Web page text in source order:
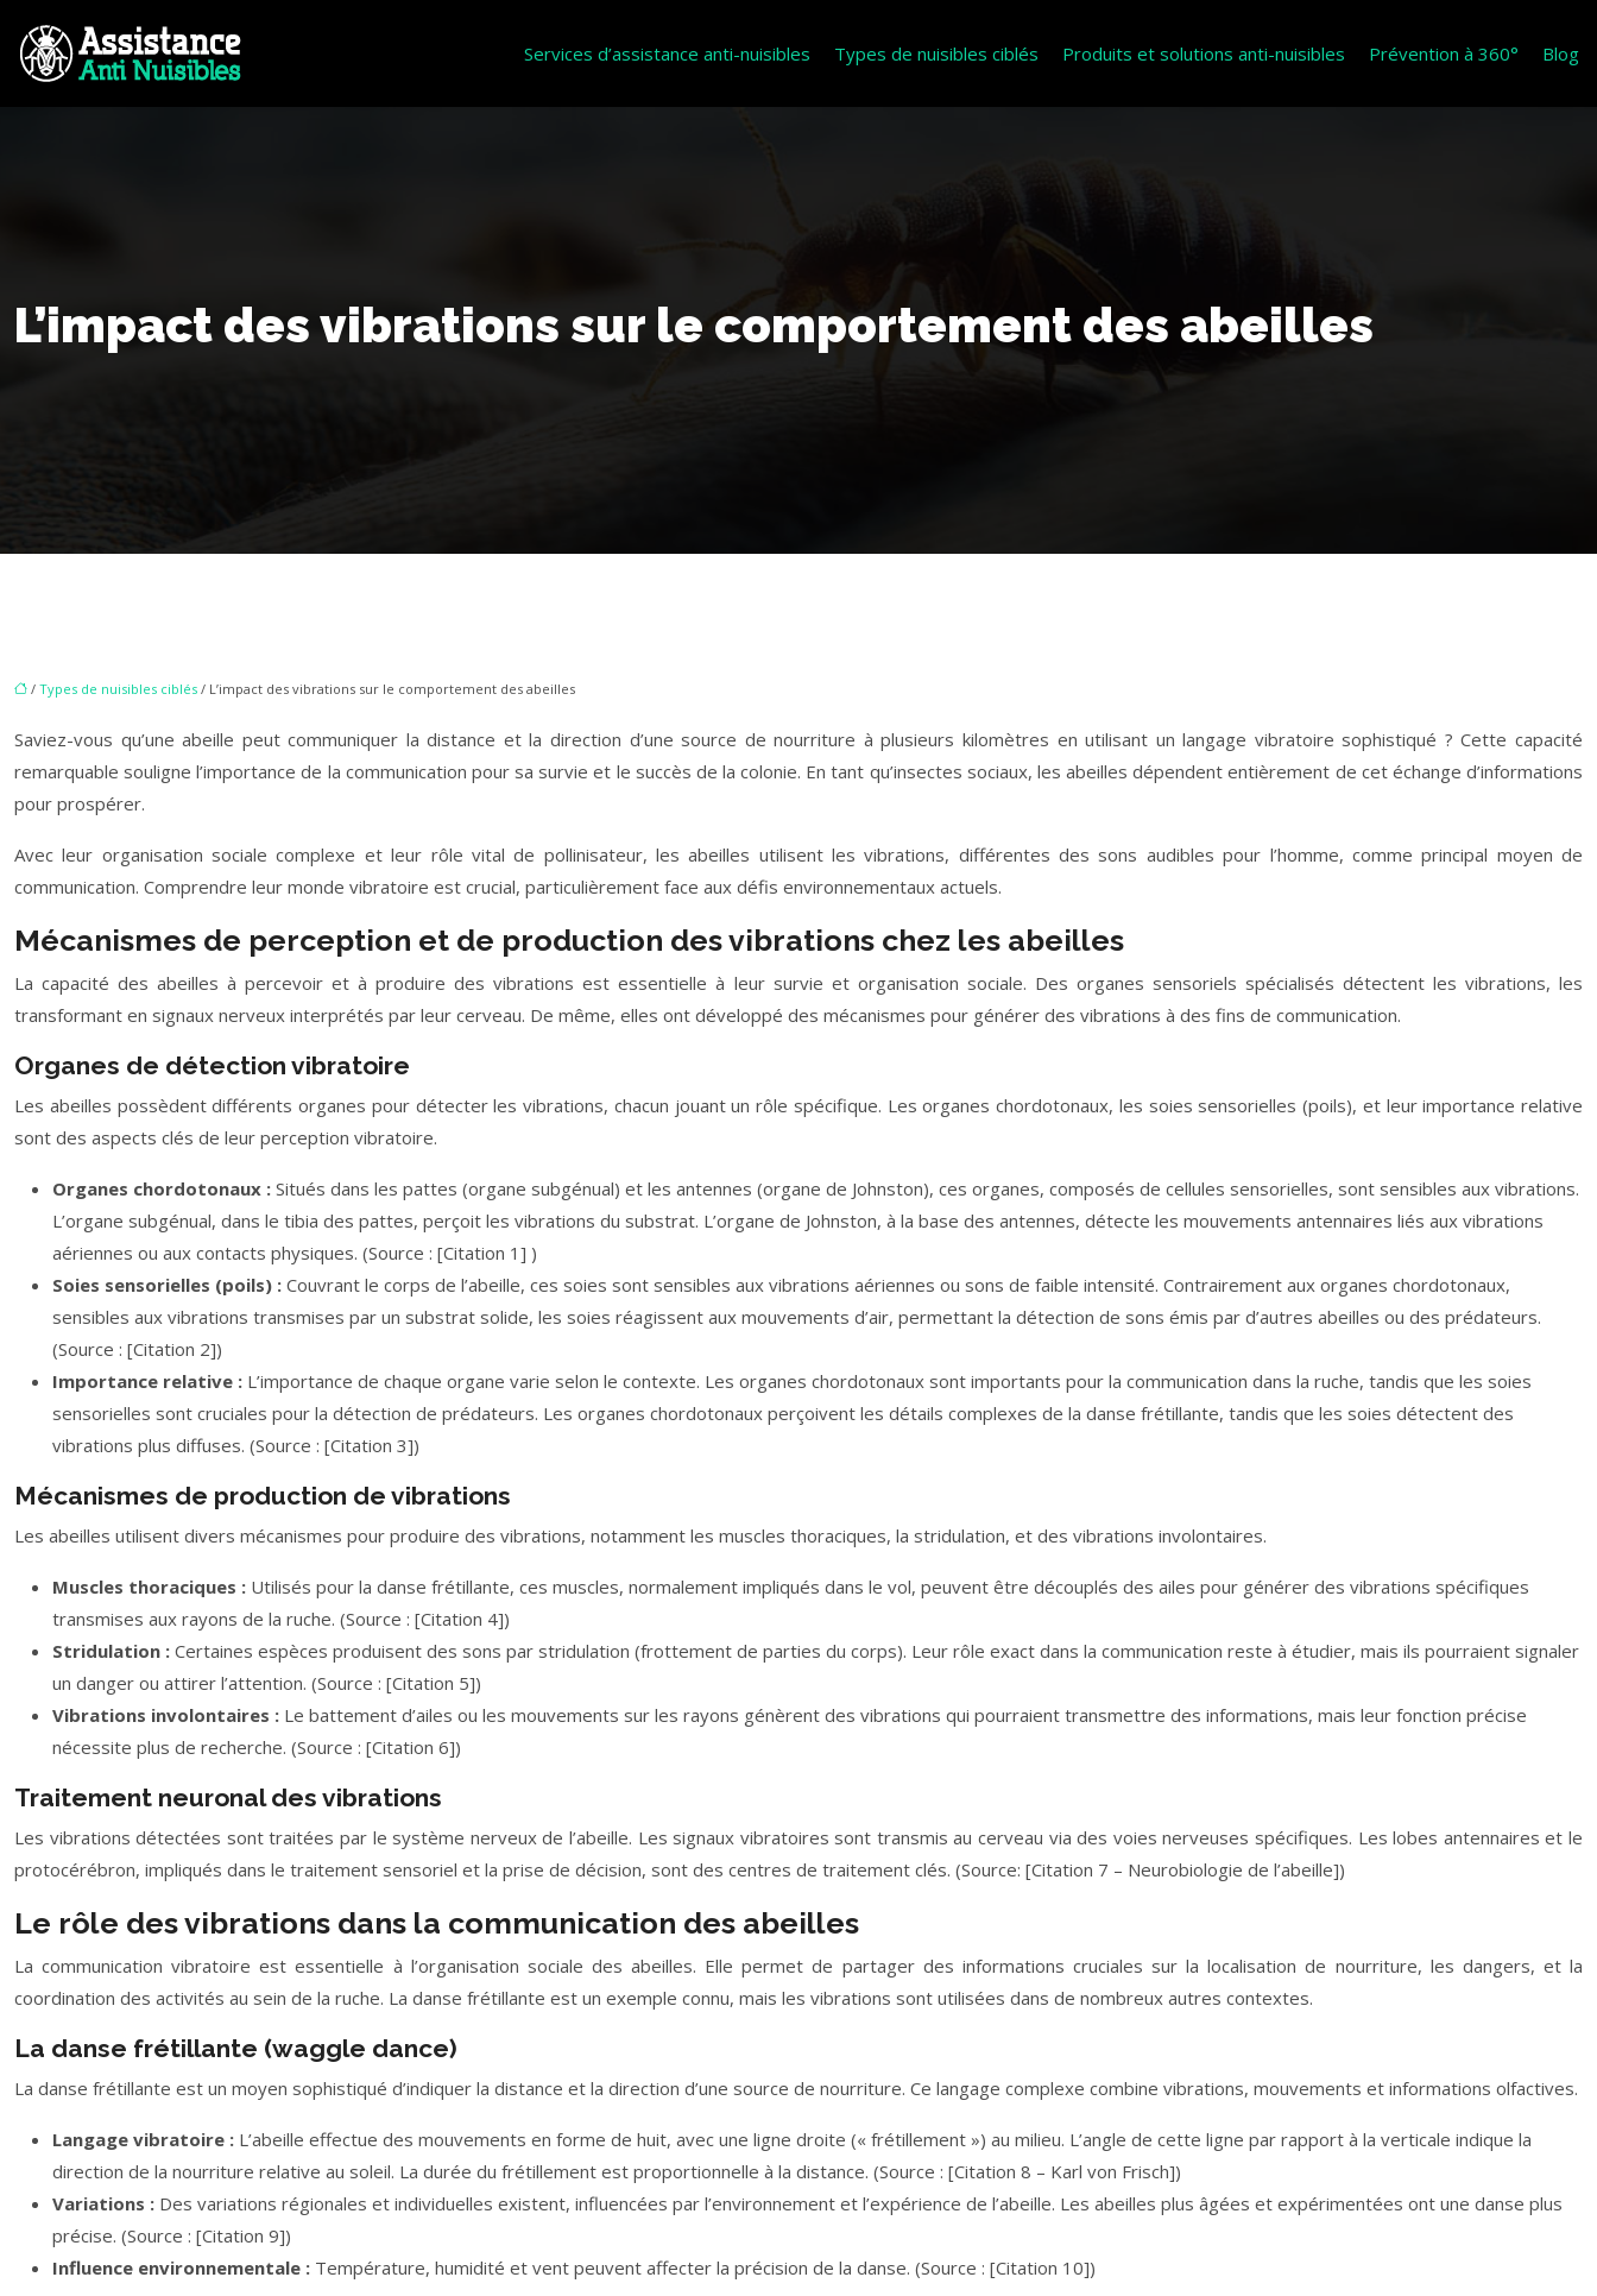
Services d’assistance anti-nuisibles Types de nuisibles ciblés Produits et solutions anti-nuisibles Prévention à 360° Blog
L’impact des vibrations sur le comportement des abeilles
/ Types de nuisibles ciblés / L’impact des vibrations sur le comportement des abeilles
Saviez-vous qu’une abeille peut communiquer la distance et la direction d’une source de nourriture à plusieurs kilomètres en utilisant un langage vibratoire sophistiqué ? Cette capacité
remarquable souligne l’importance de la communication pour sa survie et le succès de la colonie. En tant qu’insectes sociaux, les abeilles dépendent entièrement de cet échange d’informations
pour prospérer.
Avec leur organisation sociale complexe et leur rôle vital de pollinisateur, les abeilles utilisent les vibrations, différentes des sons audibles pour l’homme, comme principal moyen de
communication. Comprendre leur monde vibratoire est crucial, particulièrement face aux défis environnementaux actuels.
Mécanismes de perception et de production des vibrations chez les abeilles
La capacité des abeilles à percevoir et à produire des vibrations est essentielle à leur survie et organisation sociale. Des organes sensoriels spécialisés détectent les vibrations, les
transformant en signaux nerveux interprétés par leur cerveau. De même, elles ont développé des mécanismes pour générer des vibrations à des fins de communication.
Organes de détection vibratoire
Les abeilles possèdent différents organes pour détecter les vibrations, chacun jouant un rôle spécifique. Les organes chordotonaux, les soies sensorielles (poils), et leur importance relative
sont des aspects clés de leur perception vibratoire.
Organes chordotonaux : Situés dans les pattes (organe subgénual) et les antennes (organe de Johnston), ces organes, composés de cellules sensorielles, sont sensibles aux vibrations.
L’organe subgénual, dans le tibia des pattes, perçoit les vibrations du substrat. L’organe de Johnston, à la base des antennes, détecte les mouvements antennaires liés aux vibrations
aériennes ou aux contacts physiques. (Source : [Citation 1] )
Soies sensorielles (poils) : Couvrant le corps de l’abeille, ces soies sont sensibles aux vibrations aériennes ou sons de faible intensité. Contrairement aux organes chordotonaux,
sensibles aux vibrations transmises par un substrat solide, les soies réagissent aux mouvements d’air, permettant la détection de sons émis par d’autres abeilles ou des prédateurs.
(Source : [Citation 2])
Importance relative : L’importance de chaque organe varie selon le contexte. Les organes chordotonaux sont importants pour la communication dans la ruche, tandis que les soies
sensorielles sont cruciales pour la détection de prédateurs. Les organes chordotonaux perçoivent les détails complexes de la danse frétillante, tandis que les soies détectent des
vibrations plus diffuses. (Source : [Citation 3])
Mécanismes de production de vibrations
Les abeilles utilisent divers mécanismes pour produire des vibrations, notamment les muscles thoraciques, la stridulation, et des vibrations involontaires.
Muscles thoraciques : Utilisés pour la danse frétillante, ces muscles, normalement impliqués dans le vol, peuvent être découplés des ailes pour générer des vibrations spécifiques
transmises aux rayons de la ruche. (Source : [Citation 4])
Stridulation : Certaines espèces produisent des sons par stridulation (frottement de parties du corps). Leur rôle exact dans la communication reste à étudier, mais ils pourraient signaler
un danger ou attirer l’attention. (Source : [Citation 5])
Vibrations involontaires : Le battement d’ailes ou les mouvements sur les rayons génèrent des vibrations qui pourraient transmettre des informations, mais leur fonction précise
nécessite plus de recherche. (Source : [Citation 6])
Traitement neuronal des vibrations
Les vibrations détectées sont traitées par le système nerveux de l’abeille. Les signaux vibratoires sont transmis au cerveau via des voies nerveuses spécifiques. Les lobes antennaires et le
protocérébron, impliqués dans le traitement sensoriel et la prise de décision, sont des centres de traitement clés. (Source: [Citation 7 – Neurobiologie de l’abeille])
Le rôle des vibrations dans la communication des abeilles
La communication vibratoire est essentielle à l’organisation sociale des abeilles. Elle permet de partager des informations cruciales sur la localisation de nourriture, les dangers, et la
coordination des activités au sein de la ruche. La danse frétillante est un exemple connu, mais les vibrations sont utilisées dans de nombreux autres contextes.
La danse frétillante (waggle dance)
La danse frétillante est un moyen sophistiqué d’indiquer la distance et la direction d’une source de nourriture. Ce langage complexe combine vibrations, mouvements et informations olfactives.
Langage vibratoire : L’abeille effectue des mouvements en forme de huit, avec une ligne droite (« frétillement ») au milieu. L’angle de cette ligne par rapport à la verticale indique la
direction de la nourriture relative au soleil. La durée du frétillement est proportionnelle à la distance. (Source : [Citation 8 – Karl von Frisch])
Variations : Des variations régionales et individuelles existent, influencées par l’environnement et l’expérience de l’abeille. Les abeilles plus âgées et expérimentées ont une danse plus
précise. (Source : [Citation 9])
Influence environnementale : Température, humidité et vent peuvent affecter la précision de la danse. (Source : [Citation 10])